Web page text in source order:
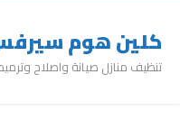
كلين هوم سيرفس 0543626173
تنظيف منازل صيانة واصلاح وترميمات خدمة 24 ساعة